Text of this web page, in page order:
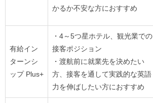
かるか不安な方におすすめ
有給イン
ターンシ
ップ Plus+
・4～5つ星ホテル、観光業での
接客ポジション
・渡航前に就業先を決めたい
方、接客を通して実践的な英語
力を伸ばしたい方におすすめ